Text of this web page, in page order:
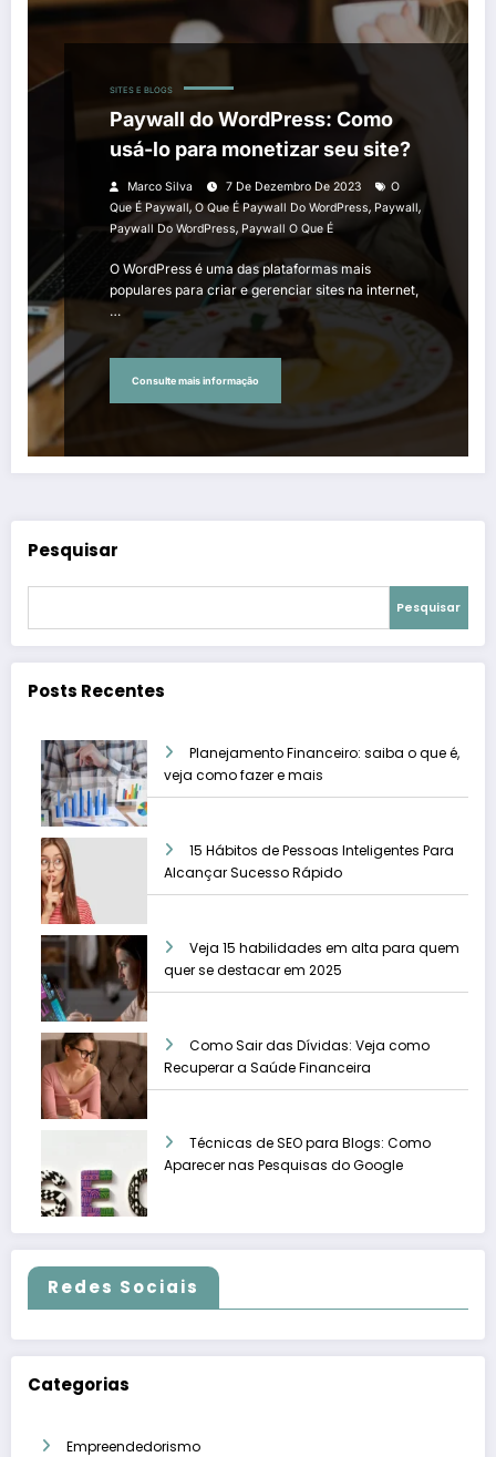
SITES E BLOGS
Paywall do WordPress: Como
usá-lo para monetizar seu site?
Marco Silva 7 De Dezembro De 2023
O
Que É Paywall,O Que É Paywall Do WordPress, Paywall,
Paywall Do WordPress, Paywall O Que É
O WordPress é uma das plataformas mais
populares para criar e gerenciar sites na internet,
…
Consulte mais informação
Pesquisar
Pesquisar
Posts Recentes
Planejamento Financeiro: saiba o que é,
veja como fazer e mais
15 Hábitos de Pessoas Inteligentes Para
Alcançar Sucesso Rápido
Veja 15 habilidades em alta para quem
quer se destacar em 2025
Como Sair das Dívidas: Veja como
Recuperar a Saúde Financeira
Técnicas de SEO para Blogs: Como
Aparecer nas Pesquisas do Google
Redes Sociais
Categorias
Empreendedorismo